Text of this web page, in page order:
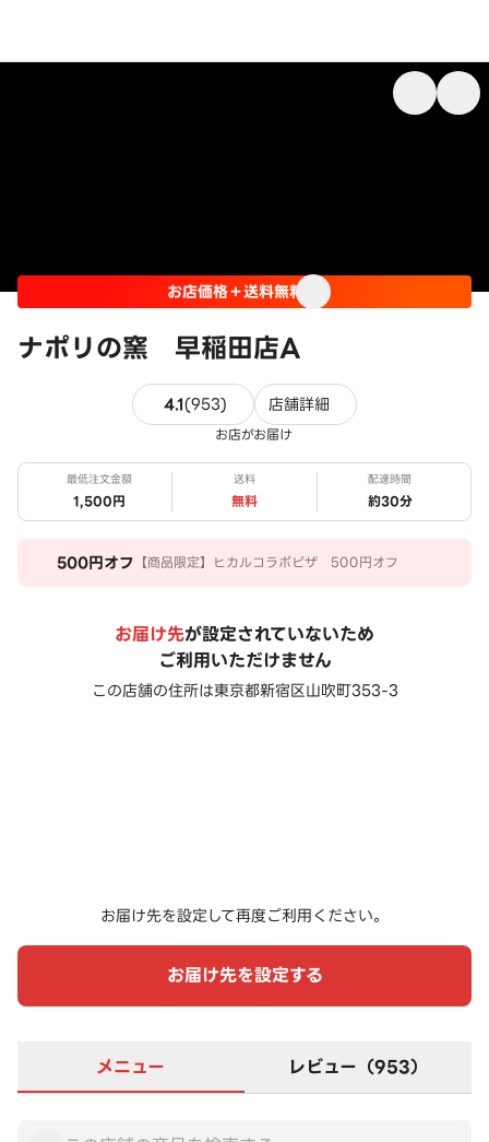
ナポリの窯 早稲田店A
お店価格＋送料無料
4.1(953) 953件のレビュー
店舗詳細
お店がお届け
最低注文金額
1,500円
送料
無料
配達時間
約30分
500円オフ 【商品限定】ヒカルコラボピザ 500円オフ
お届け先が設定されていないため
ご利用いただけません
この店舗の住所は東京都新宿区山吹町353-3
お届け先を設定して再度ご利用ください。
お届け先を設定する
メニュー レビュー（953）